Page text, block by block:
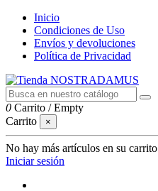
Inicio
Condiciones de Uso
Envíos y devoluciones
Política de Privacidad
0 Carrito /Empty
Carrito
×
No hay más artículos en su carrito
Iniciar sesión